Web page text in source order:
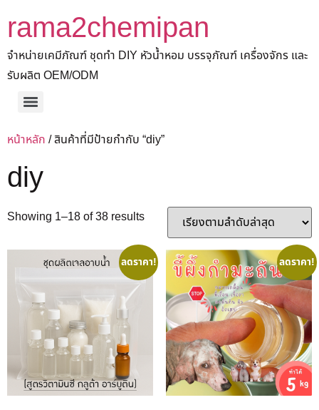
rama2chemipan
จำหน่ายเคมีภัณฑ์ ชุดทำ DIY หัวน้ำหอม บรรจุภัณฑ์ เครื่องจักร และ
รับผลิต OEM/ODM
หน้าหลัก / สินค้าที่มีป้ายกำกับ “diy”
diy
Showing 1–18 of 38 results
ลดราคา! ลดราคา!